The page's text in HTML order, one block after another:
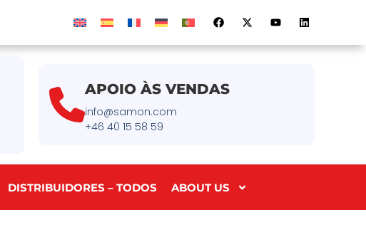
APOIO ÀS VENDAS
info@samon.com
+46 40 15 58 59
DISTRIBUIDORES – TODOS ABOUT US